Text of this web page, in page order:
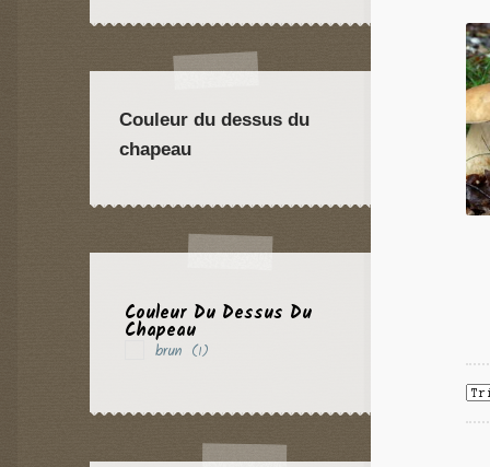
Couleur du dessus du
chapeau
Couleur Du Dessus Du
Chapeau
brun (1)